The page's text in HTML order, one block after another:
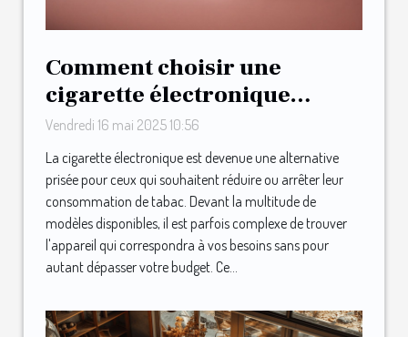
Comment choisir une
cigarette électronique
adaptée à votre budget
Vendredi 16 mai 2025 10:56
La cigarette électronique est devenue une alternative
prisée pour ceux qui souhaitent réduire ou arrêter leur
consommation de tabac. Devant la multitude de
modèles disponibles, il est parfois complexe de trouver
l'appareil qui correspondra à vos besoins sans pour
autant dépasser votre budget. Ce...